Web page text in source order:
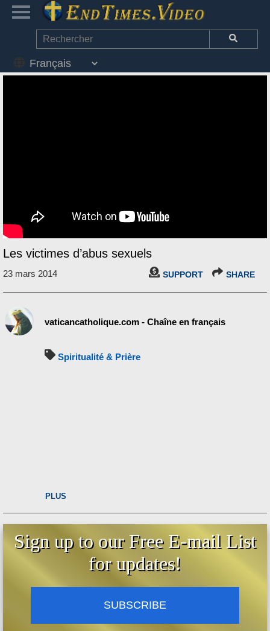
Les victimes d’abus sexuels
23 mars 2014 SUPPORT SHARE
vaticancatholique.com - Chaîne en français
Spiritualité & Prière
PLUS
Sign up to our Free E-mail List
for updates!
SUBSCRIBE